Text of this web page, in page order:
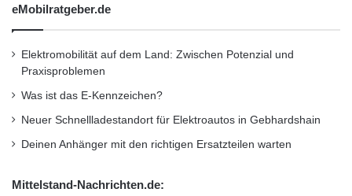
eMobilratgeber.de
Elektromobilität auf dem Land: Zwischen Potenzial und
Praxisproblemen
Was ist das E-Kennzeichen?
Neuer Schnellladestandort für Elektroautos in Gebhardshain
Deinen Anhänger mit den richtigen Ersatzteilen warten
Mittelstand-Nachrichten.de: